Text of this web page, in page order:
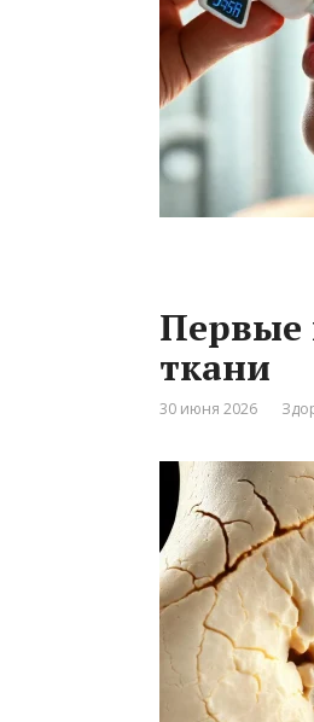
Первые
ткани
30 июня 2026